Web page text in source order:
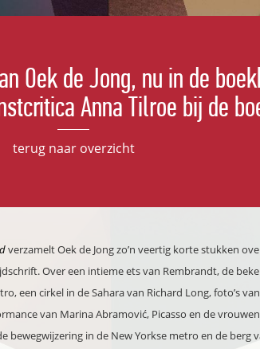
Oek de Jong, nu in de
Anna Tilroe bij de
terug naar overzicht
verzamelt Oek de Jong zo’n veertig korte stukken
Over een intieme ets van Rembrandt, de
een cirkel in de Sahara van Richard Long, foto’s
van Marina Abramović, Picasso en de
bewegwijzering in de New Yorkse metro en de berg